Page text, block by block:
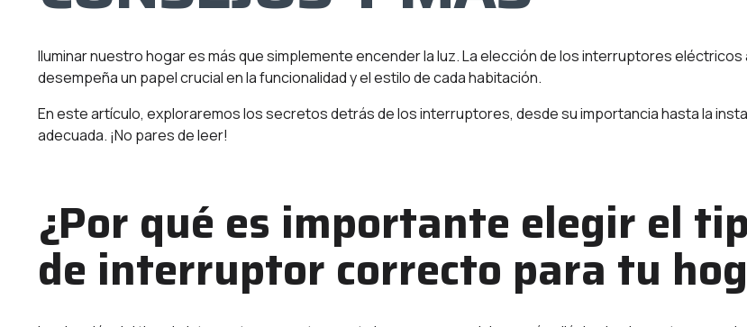
Iluminar nuestro hogar es más que simplemente encender la luz. La elección de los interruptores
desempeña un papel crucial en la funcionalidad y el estilo de cada habitación.
En este artículo, exploraremos los secretos detrás de los interruptores, desde su importancia hasta la
adecuada. ¡No pares de leer!
¿Por qué es importante elegir el
de interruptor correcto para tu